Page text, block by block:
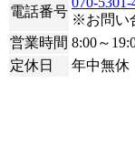
電話番号
※お問い
営業時間 8:00～
定休日
年中無休